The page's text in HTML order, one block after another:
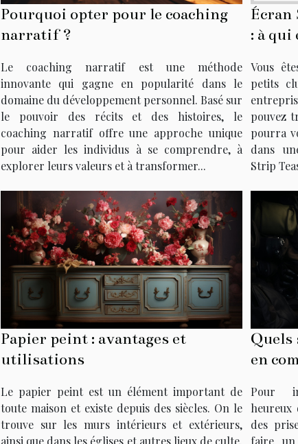
Pourquoi opter pour le coaching
narratif ?
Le coaching narratif est une méthode
innovante qui gagne en popularité dans le
domaine du développement personnel. Basé sur
le pouvoir des récits et des histoires, le
coaching narratif offre une approche unique
pour aider les individus à se comprendre, à
explorer leurs valeurs et à transformer...
Écran
: à
Vous
petits
pouvez
pourra
dans
Strip
Papier peint : avantages et
utilisations
Le papier peint est un élément important de
toute maison et existe depuis des siècles. On le
trouve sur les murs intérieurs et extérieurs,
ainsi que dans les églises et autres lieux de culte.
Quels
en
Pour
heureux
des
faire un